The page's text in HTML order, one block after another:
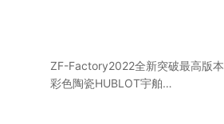
ZF-Factory2022全新突破最高版本
彩色陶瓷HUBLOT宇舶